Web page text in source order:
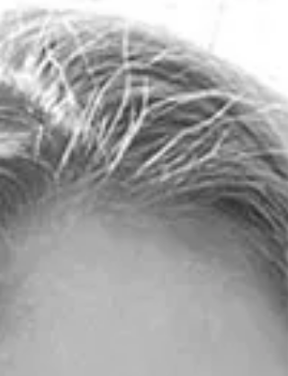
kennengelernt, die selbst auch Yogalehrerin ist.
mich ist Yoga ein kraftvolles Werkzeug, um auf
allen Ebenen in Bewegung zu kommen und
in meine Mitte zu finden. Yoga lässt mich Spüren,